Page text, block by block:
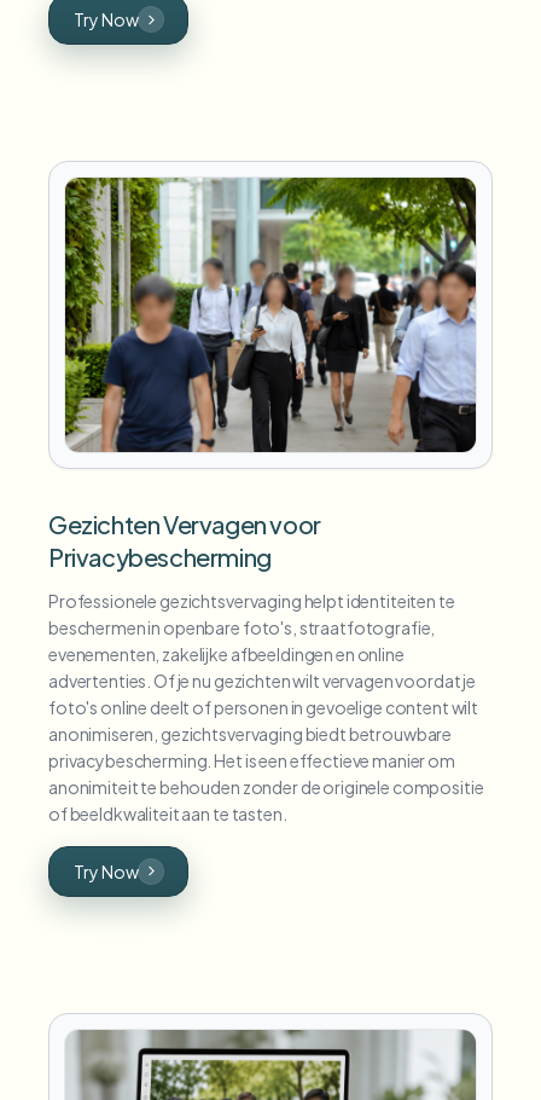
Try Now
Gezichten Vervagen voor
Privacybescherming
Professionele gezichtsvervaging helpt identiteiten te
beschermen in openbare foto's, straatfotografie,
evenementen, zakelijke afbeeldingen en online
advertenties. Of je nu gezichten wilt vervagen voordat je
foto's online deelt of personen in gevoelige content wilt
anonimiseren, gezichtsvervaging biedt betrouwbare
privacybescherming. Het is een effectieve manier om
anonimiteit te behouden zonder de originele compositie
of beeldkwaliteit aan te tasten.
Try Now